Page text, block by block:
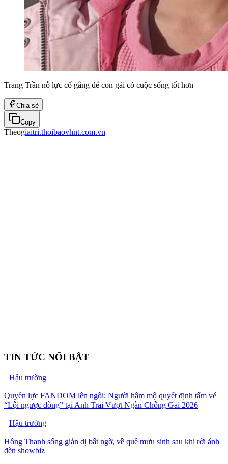
Trang Trần nỗ lực cố gắng để con gái có cuộc sống tốt hơn
Chia sẻ
Copy
Theogiaitri.thoibaovhnt.com.vn
TIN TỨC NỔI BẬT
Hậu trường
Quyền lực FANDOM lên ngôi: Người hâm mộ quyết định tấm vé
“Lội ngược dòng” tại Anh Trai Vượt Ngàn Chông Gai 2026
Hậu trường
Hồng Thanh sống giản dị bất ngờ, về quê mưu sinh sau khi rời ánh
đèn showbiz